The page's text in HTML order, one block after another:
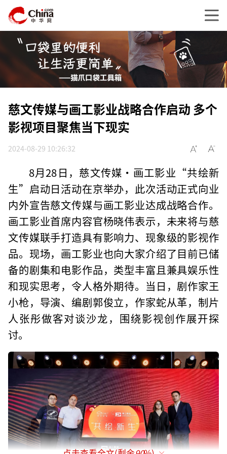
慈文传媒与画工影业战略合作启动 多个
影视项目聚焦当下现实
2024-08-29 10:26:32
8月28日，慈文传媒·画工影业“共绘新
生”启动日活动在京举办，此次活动正式向业
内外宣告慈文传媒与画工影业达成战略合作。
画工影业首席内容官杨晓伟表示，未来将与慈
文传媒联手打造具有影响力、现象级的影视作
品。现场，画工影业也向大家介绍了目前已储
备的剧集和电影作品，类型丰富且兼具娱乐性
和现实思考，令人格外期待。当日，剧作家王
小枪，导演、编剧郭俊立，作家蛇从革，制片
人张彤做客对谈沙龙，围绕影视创作展开探
讨。